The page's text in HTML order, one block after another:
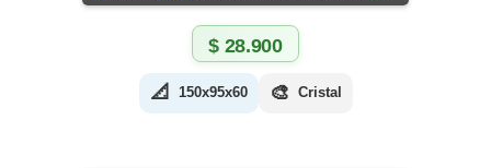
$28.900
📐 150x95x60 🎨 Cristal